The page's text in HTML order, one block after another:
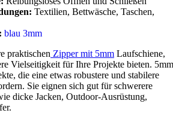
Textilien, Bettwäsche, Taschen,
blau 3mm
praktischen Zipper mit 5mm Laufschiene,
Vielseitigkeit für Ihre Projekte bieten. 5mm
die eine etwas robustere und stabilere
Sie eignen sich gut für schwerere
dicke Jacken, Outdoor-Ausrüstung,